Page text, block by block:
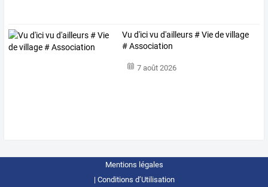
Vu d'ici vu d'ailleurs # Vie de village
# Association
7 août 2026
Mentions légales
Conditions d’Utilisation